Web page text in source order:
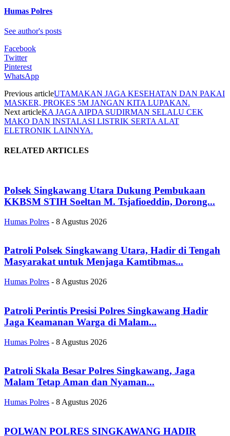
Humas Polres
See author's posts
Facebook
Twitter
Pinterest
WhatsApp
Previous articleUTAMAKAN JAGA KESEHATAN DAN PAKAI
MASKER, PROKES 5M JANGAN KITA LUPAKAN.
Next articleKA JAGA AIPDA SUDIRMAN SELALU CEK
MAKO DAN INSTALASI LISTRIK SERTA ALAT
ELETRONIK LAINNYA.
RELATED ARTICLES
Polsek Singkawang Utara Dukung Pembukaan
KKBSM STIH Soeltan M. Tsjafioeddin, Dorong...
Humas Polres - 8 Agustus 2026
Patroli Polsek Singkawang Utara, Hadir di Tengah
Masyarakat untuk Menjaga Kamtibmas...
Humas Polres - 8 Agustus 2026
Patroli Perintis Presisi Polres Singkawang Hadir
Jaga Keamanan Warga di Malam...
Humas Polres - 8 Agustus 2026
Patroli Skala Besar Polres Singkawang, Jaga
Malam Tetap Aman dan Nyaman...
Humas Polres - 8 Agustus 2026
POLWAN POLRES SINGKAWANG HADIR